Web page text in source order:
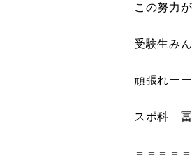
この努力
受験生み
頑張れー
スポ科 冨
＝＝＝＝